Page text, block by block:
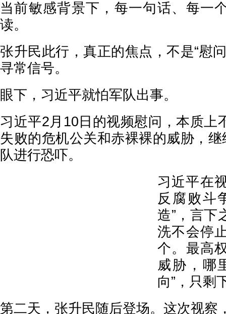
当前敏感背景下，每一句话、每一
读。
张升民此行，真正的焦点，不是“慰
寻常信号。
眼下，习近平就怕军队出事。
习近平2月10日的视频慰问，本质上
失败的危机公关和赤裸裸的威胁，继
队进行恐吓。
习近平在
反腐败斗
造”，言下
洗不会停
个。最高
威胁，哪
向”，只剩
第二天，张升民随后登场。这次视察